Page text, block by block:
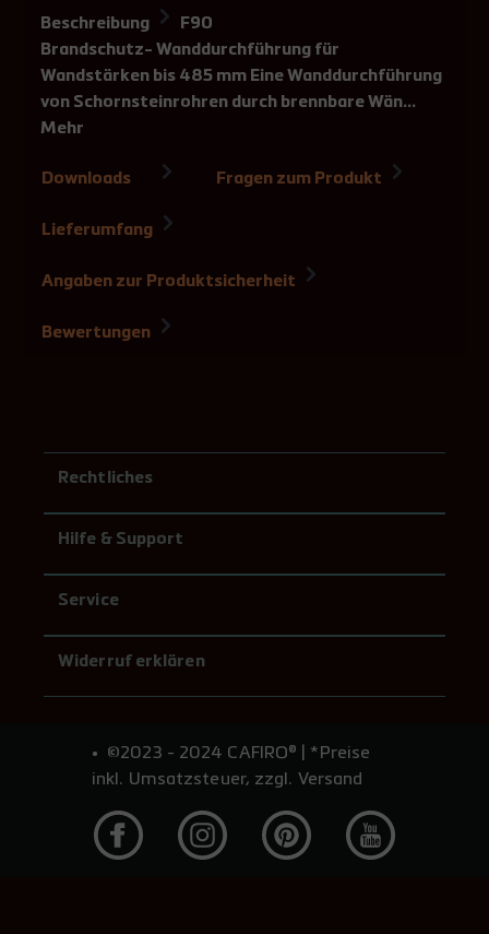
Beschreibung
F90
Brandschutz- Wanddurchführung für
Wandstärken bis 485 mm Eine Wanddurchführung
von Schornsteinrohren durch brennbare Wän…
Mehr
Downloads Fragen zum Produkt
Lieferumfang
Angaben zur Produktsicherheit
Bewertungen
Rechtliches
Hilfe & Support
Service
Widerruf erklären
©2023 - 2024 CAFIRO® | *Preise
inkl. Umsatzsteuer, zzgl. Versand